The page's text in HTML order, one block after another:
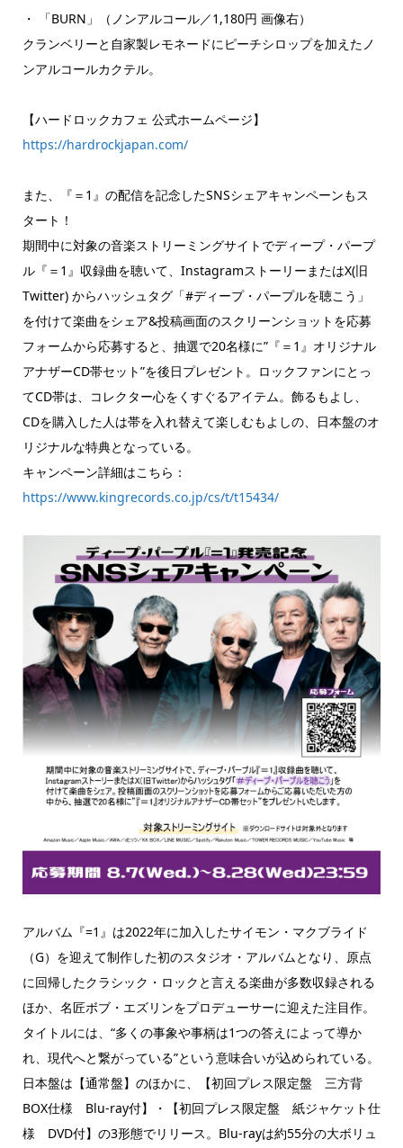
・ 「BURN」（ノンアルコール／1,180円 画像右）
クランベリーと自家製レモネードにピーチシロップを加えたノ
ンアルコールカクテル。
【ハードロックカフェ 公式ホームページ】
https://hardrockjapan.com/
また、『＝1』の配信を記念したSNSシェアキャンペーンもス
タート！
期間中に対象の音楽ストリーミングサイトでディープ・パープ
ル『＝1』収録曲を聴いて、InstagramストーリーまたはX(旧
Twitter) からハッシュタグ「#ディープ・パープルを聴こう」
を付けて楽曲をシェア&投稿画面のスクリーンショットを応募
フォームから応募すると、抽選で20名様に”『＝1』オリジナル
アナザーCD帯セット”を後日プレゼント。ロックファンにとっ
てCD帯は、コレクター心をくすぐるアイテム。飾るもよし、
CDを購入した人は帯を入れ替えて楽しむもよしの、日本盤のオ
リジナルな特典となっている。
キャンペーン詳細はこちら：
https://www.kingrecords.co.jp/cs/t/t15434/
アルバム『=1』は2022年に加入したサイモン・マクブライド
（G）を迎えて制作した初のスタジオ・アルバムとなり、原点
に回帰したクラシック・ロックと言える楽曲が多数収録される
ほか、名匠ボブ・エズリンをプロデューサーに迎えた注目作。
タイトルには、“多くの事象や事柄は1つの答えによって導か
れ、現代へと繋がっている”という意味合いが込められている。
日本盤は【通常盤】のほかに、【初回プレス限定盤 三方背
BOX仕様 Blu-ray付】・【初回プレス限定盤 紙ジャケット仕
様 DVD付】の3形態でリリース。Blu-rayは約55分の大ボリュ